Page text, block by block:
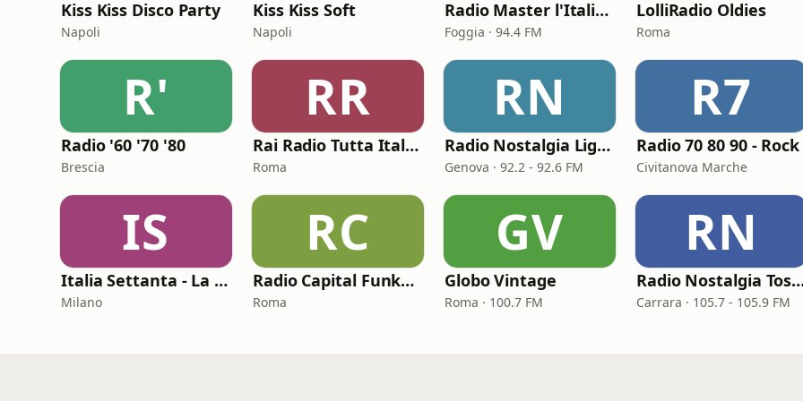
Kiss Kiss Disco Party
Napoli
Kiss Kiss Soft
Napoli
Radio Master l'Italiana
Foggia · 94.4 FM
LolliRadio Oldies
Roma
R'
Radio '60 '70 '80
Brescia
RR
Rai Radio Tutta Italiana
Roma
RN
Radio Nostalgia Liguria
Genova · 92.2 - 92.6 FM
R7
Radio 70 80 90 - Rock
Civitanova Marche
IS
Italia Settanta - La musica italiana dei settanta
Milano
RC
Radio Capital Funky Town
Roma
GV
Globo Vintage
Roma · 100.7 FM
RN
Radio
Carrara · 105.7 - 105.9 FM